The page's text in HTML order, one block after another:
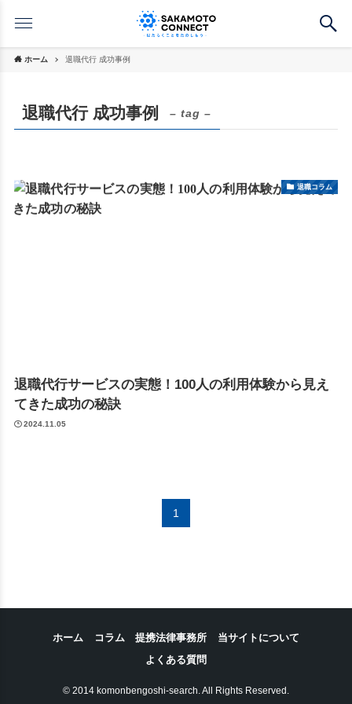
ホーム 退職代行 成功事例
退職代行 成功事例 – tag –
退職コラム
退職代行サービスの実態！100人の利用体験から見え
てきた成功の秘訣
2024.11.05
1
ホーム コラム 提携法律事務所
当サイトについて
よくある質問
© 2014 komonbengoshi-search. All Rights Reserved.